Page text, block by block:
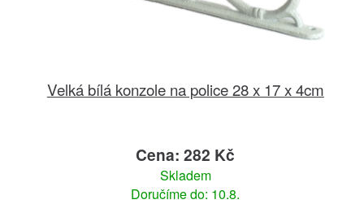
Velká bílá konzole na police 28 x 17 x 4cm
Cena: 282 Kč
Skladem
Doručíme do: 10.8.